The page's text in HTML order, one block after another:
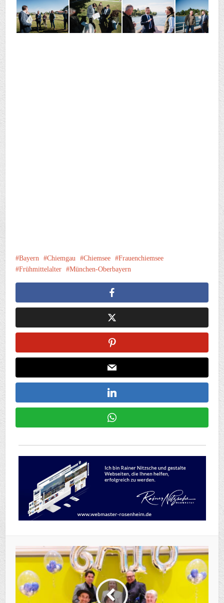
Bayern Chiemgau Chiemsee
Frauenchiemsee
Frühmittelalter
München-Oberbayern